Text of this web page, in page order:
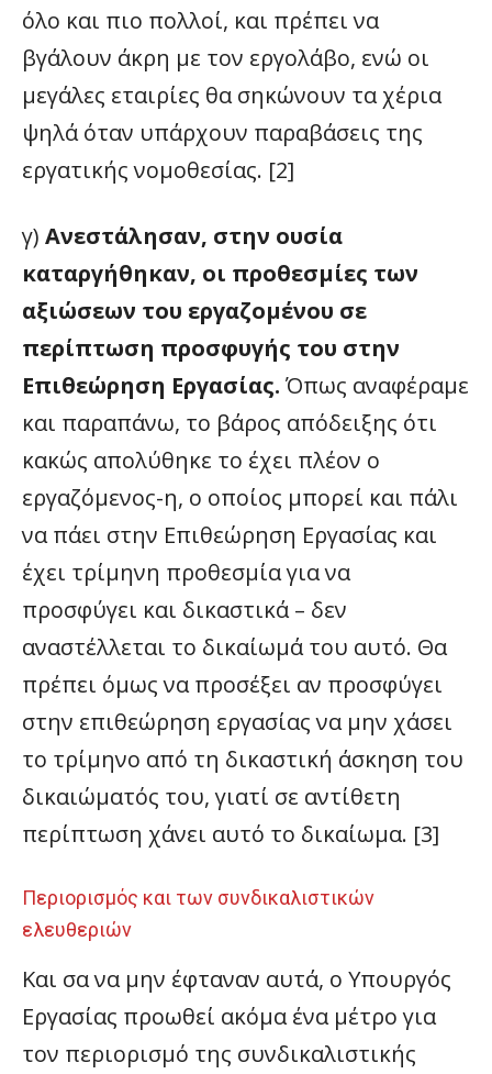
όλο και πιο πολλοί, και πρέπει να
βγάλουν άκρη με τον εργολάβο, ενώ οι
μεγάλες εταιρίες θα σηκώνουν τα χέρια
ψηλά όταν υπάρχουν παραβάσεις της
εργατικής νομοθεσίας. [2]
γ) Ανεστάλησαν, στην ουσία
καταργήθηκαν, οι προθεσμίες των
αξιώσεων του εργαζομένου σε
περίπτωση προσφυγής του στην
Επιθεώρηση Εργασίας. Όπως αναφέραμε
και παραπάνω, το βάρος απόδειξης ότι
κακώς απολύθηκε το έχει πλέον ο
εργαζόμενος-η, ο οποίος μπορεί και πάλι
να πάει στην Επιθεώρηση Εργασίας και
έχει τρίμηνη προθεσμία για να
προσφύγει και δικαστικά – δεν
αναστέλλεται το δικαίωμά του αυτό. Θα
πρέπει όμως να προσέξει αν προσφύγει
στην επιθεώρηση εργασίας να μην χάσει
το τρίμηνο από τη δικαστική άσκηση του
δικαιώματός του, γιατί σε αντίθετη
περίπτωση χάνει αυτό το δικαίωμα. [3]
Περιορισμός και των συνδικαλιστικών
ελευθεριών
Και σα να μην έφταναν αυτά, ο Υπουργός
Εργασίας προωθεί ακόμα ένα μέτρο για
τον περιορισμό της συνδικαλιστικής